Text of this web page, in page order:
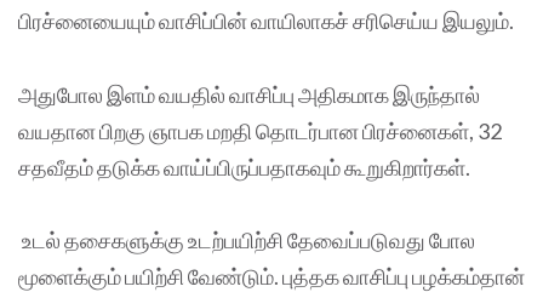
பிரச்னையையும் வாசிப்பின் வாயிலாகச் சரிசெய்ய இயலும்.
அதுபோல இளம் வயதில் வாசிப்பு அதிகமாக இருந்தால்
வயதான பிறகு ஞாபக மறதி தொடர்பான பிரச்னைகள், 32
சதவீதம் தடுக்க வாய்ப்பிருப்பதாகவும் கூறுகிறார்கள்.
உடல் தசைகளுக்கு உடற்பயிற்சி தேவைப்படுவது போல
மூளைக்கும் பயிற்சி வேண்டும். புத்தக வாசிப்பு பழக்கம்தான்